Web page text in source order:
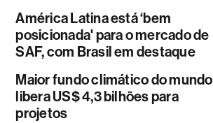
América Latina está ‘bem
posicionada' para o mercado de
SAF, com Brasil em destaque
Maior fundo climático do mundo
libera US$ 4,3 bilhões para
projetos